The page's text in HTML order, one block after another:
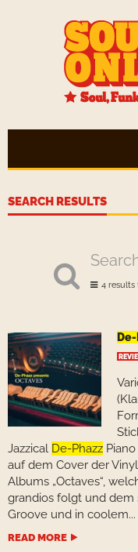
SEARCH RESULTS
4 results
Jazzical De-Phazz
auf dem Cover der
Albums „Octaves“,
grandios folgt und
Groove und in coolem...
READ MORE